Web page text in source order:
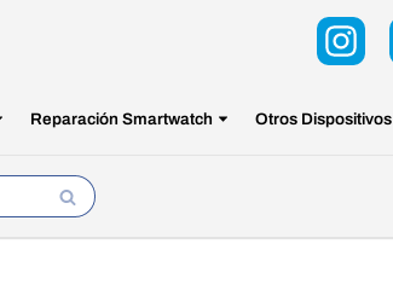
Reparación Smartwatch Otros Dispositivos